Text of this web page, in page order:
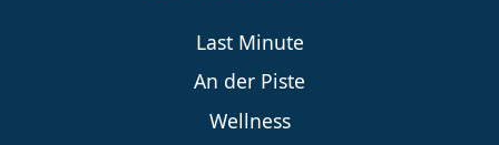
Last Minute
An der Piste
Wellness